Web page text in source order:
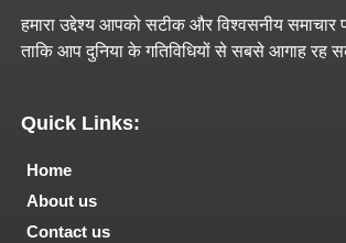
हमारा उद्देश्य आपको सटीक और विश्वसनीय समाचार
ताकि आप दुनिया के गतिविधियों से सबसे आगाह रह
Quick Links:
Home
About us
Contact us